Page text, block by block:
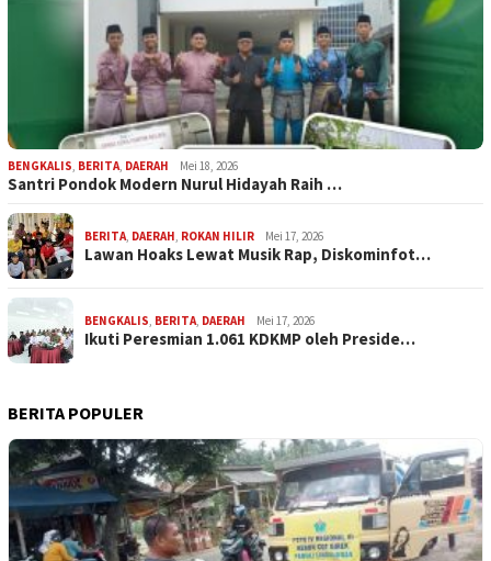
BENGKALIS, BERITA, DAERAH Mei 18, 2026
Santri Pondok Modern Nurul Hidayah Raih …
BERITA, DAERAH, ROKAN HILIR Mei 17, 2026
Lawan Hoaks Lewat Musik Rap, Diskominfot…
BENGKALIS, BERITA, DAERAH Mei 17, 2026
Ikuti Peresmian 1.061 KDKMP oleh Preside…
BERITA POPULER